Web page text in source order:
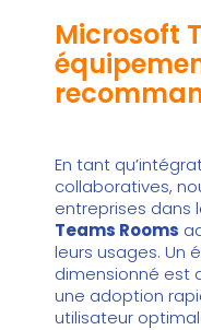
Microsoft
En tant
collaboratives,
entreprises dans
Teams Rooms
leurs usages. Un
dimensionné est
une adoption
utilisateur